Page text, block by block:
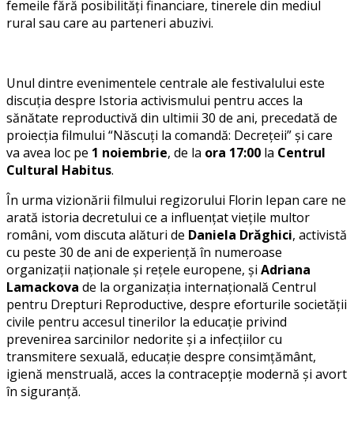
femeile fără posibilități financiare, tinerele din mediul
rural sau care au parteneri abuzivi.
Unul dintre evenimentele centrale ale festivalului este
discuția despre Istoria activismului pentru acces la
sănătate reproductivă din ultimii 30 de ani, precedată de
proiecția filmului “Născuți la comandă: Decrețeii” și care
va avea loc pe 1 noiembrie, de la ora 17:00 la Centrul
Cultural Habitus.
În urma vizionării filmului regizorului Florin Iepan care ne
arată istoria decretului ce a influențat viețile multor
români, vom discuta alături de Daniela Drăghici, activistă
cu peste 30 de ani de experiență în numeroase
organizații naționale și rețele europene, și Adriana
Lamackova de la organizația internațională Centrul
pentru Drepturi Reproductive, despre eforturile societății
civile pentru accesul tinerilor la educație privind
prevenirea sarcinilor nedorite și a infecțiilor cu
transmitere sexuală, educație despre consimțământ,
igienă menstruală, acces la contracepție modernă și avort
în siguranță.